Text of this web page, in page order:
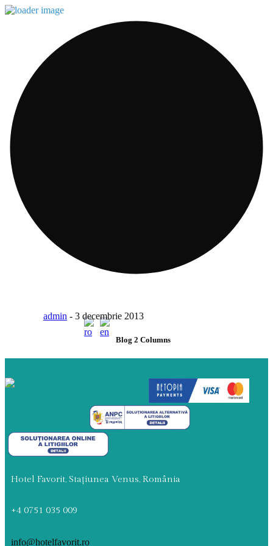
MENIU
admin - 3 decembrie 2013
Blog 2 Columns
Hotel Favorit, Stațiunea Venus, România
+4 0751 035 009
info@hotelfavorit.ro